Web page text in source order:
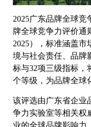
2025广东品牌全球竞
牌全球竞争力评价
2025），标准涵盖
境与社会责任、品牌
标与32项三级指标
个等级，为品牌全球
该评选由广东省企业
争力实验室等相关权